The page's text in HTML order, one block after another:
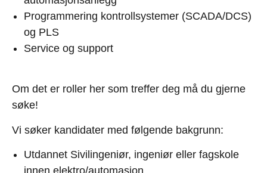
Programmering kontrollsystemer (SCADA/DCS)
og PLS
Service og support
Om det er roller her som treffer deg må du gjerne
søke!
Vi søker kandidater med følgende bakgrunn:
Utdannet Sivilingeniør, ingeniør eller fagskole